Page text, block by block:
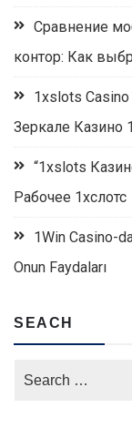
Сравнение
контор: Как
1xslots
Зеркале Казино
“1xslots
Рабочее 1хслотс
1Win Casino-
Onun Faydaları
SEACH